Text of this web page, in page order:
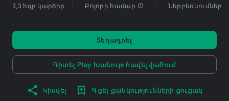
3,3 հզր կարծիք Բոլորի համար info Ներբեռնումներ
Տեղադրել
Դիտել Play Խանութ հավելվածում
Կիսվել Գցել ցանկությունների ցուցակ